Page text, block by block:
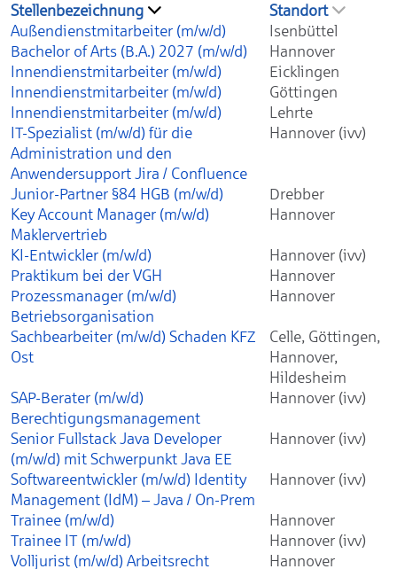
Stellenbezeichnung
Standort
Außendienstmitarbeiter (m/w/d)
Isenbüttel
Bachelor of Arts (B.A.) 2027 (m/w/d)
Hannover
Innendienstmitarbeiter (m/w/d)
Eicklingen
Innendienstmitarbeiter (m/w/d)
Göttingen
Innendienstmitarbeiter (m/w/d)
Lehrte
IT-Spezialist (m/w/d) für die
Administration und den
Anwendersupport Jira / Confluence
Hannover (ivv)
Junior-Partner §84 HGB (m/w/d)
Drebber
Key Account Manager (m/w/d)
Maklervertrieb
Hannover
KI-Entwickler (m/w/d)
Hannover (ivv)
Praktikum bei der VGH
Hannover
Prozessmanager (m/w/d)
Betriebsorganisation
Hannover
Sachbearbeiter (m/w/d) Schaden KFZ
Ost
Celle, Göttingen,
Hannover,
Hildesheim
SAP-Berater (m/w/d)
Berechtigungsmanagement
Hannover (ivv)
Senior Fullstack Java Developer
(m/w/d) mit Schwerpunkt Java EE
Hannover (ivv)
Softwareentwickler (m/w/d) Identity
Management (IdM) – Java / On-Prem
Hannover (ivv)
Trainee (m/w/d)
Hannover
Trainee IT (m/w/d)
Hannover (ivv)
Volljurist (m/w/d) Arbeitsrecht
Hannover